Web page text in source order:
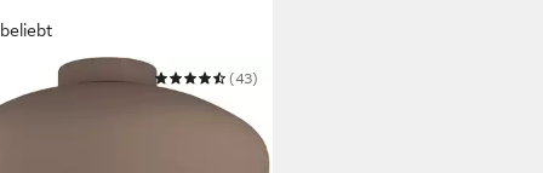
MOGANO
(43)
€